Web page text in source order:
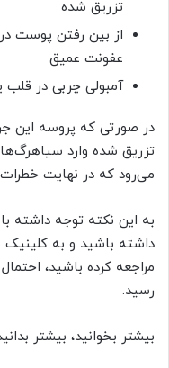
تزریق شده
از بین رفتن پوست
عفونت عمیق
آمبولی چربی در قلب
در صورتی که پروسه این
تزریق شده وارد
می‌رود که در نهایت
به این نکته توجه داشته
داشته باشید و به کلینیک
مراجعه کرده باشید،
رسید.
بیشتر بخوانید، بیشتر